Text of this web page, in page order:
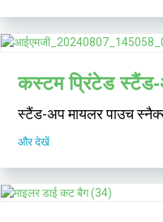
कस्टम प्रिंटेड स्टैंड-
स्टैंड-अप मायलर पाउच
और देखें